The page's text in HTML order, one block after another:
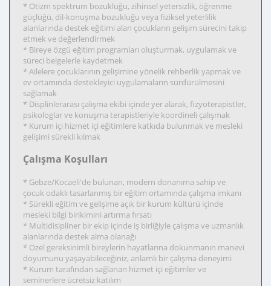
* Otizm spektrum bozukluğu, zihinsel yetersizlik, öğrenme
güçlüğü, dil-konuşma bozukluğu veya fiziksel yeterlilik
alanlarında destek eğitimi alan çocukların gelişim sürecini takip
etmek ve değerlendirmek
* Bireye özgü eğitim programları oluşturmak, uygulamak ve
süreci belgelerle kaydetmek
* Ailelere çocuklarının gelişimine yönelik rehberlik yapmak ve
ev ortamında destekleyici uygulamaların sürdürülmesini
sağlamak
* Displinlerarası çalışma ekibi içinde yer alarak, fizyoterapistler,
psikologlar ve konuşma terapistleriyle koordineli çalışmak
* Kurum içi hizmet içi eğitimlere katkıda bulunmak ve mesleki
gelişimi sürekli kılmak
Çalışma Koşulları
* Gebze/Kocaeli'de bulunan, modern donanıma sahip ve
çocuk odaklı tasarlanmış bir eğitim ortamında çalışma imkanı
* Sürekli eğitim ve gelişime açık bir kurum kültürü içinde
mesleki bilgi birikimini artırma fırsatı
* Multidisipliner bir ekip içinde iş birliğiyle çalışma ve uzmanlık
alanlarında destek alma olanağı
* Özel gereksinimli bireylerin hayatlarına dokunmanın manevi
doyumunu yaşayabileceğiniz, anlamlı bir çalışma deneyimi
* Kurum tarafından sağlanan hizmet içi eğitimler ve
seminerlere ücretsiz katılım